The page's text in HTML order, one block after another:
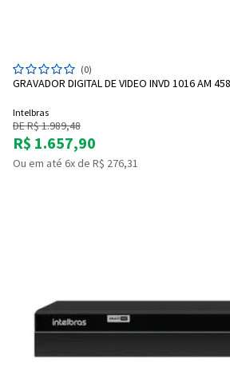
(0)
GRAVADOR DIGITAL DE VIDEO INVD 1016 AM
Intelbras
DE R$ 1.989,48
R$ 1.657,90
Ou em até 6x de R$ 276,31